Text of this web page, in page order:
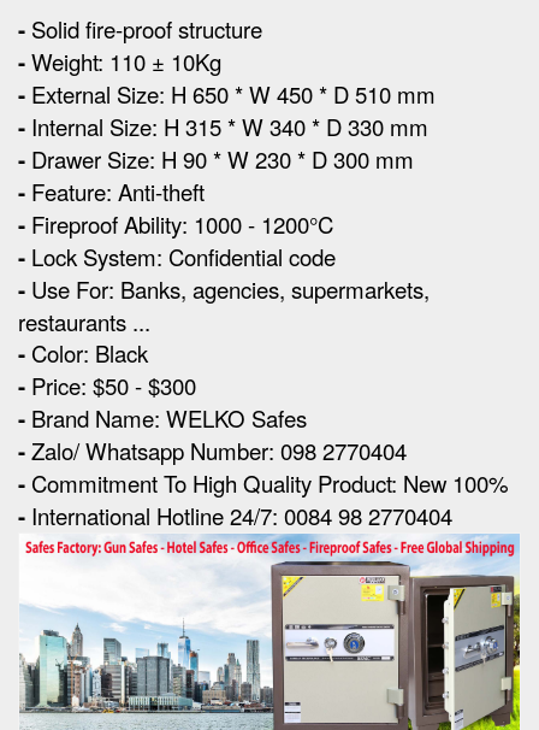
- Solid fire-proof structure
-Weight: 110 ± 10Kg
- External Size: H 650 * W 450 * D 510 mm
- Internal Size: H 315 * W 340 * D 330 mm
- Drawer Size: H 90 * W 230 * D 300 mm
- Feature: Anti-theft
- Fireproof Ability: 1000 - 1200°C
- Lock System: Confidential code
- Use For: Banks, agencies, supermarkets,
restaurants ...
- Color: Black
- Price: $50 - $300
- Brand Name: WELKO Safes
-Zalo/ Whatsapp Number: 098 2770404
- Commitment To High Quality Product: New 100%
- International Hotline 24/7: 0084 98 2770404